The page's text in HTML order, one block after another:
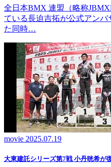
全日本BMX 連盟（略称
ている長迫吉拓が公式アン
た同時…
movie 2025.07.19
大東建託シリーズ第7戦 ⼩丹晄希が